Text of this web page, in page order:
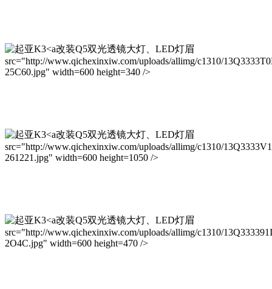
改装Q5双光透镜大灯、LED灯眉
src="http://www.qichexinxiw.com/uploads/allimg/c1310/
25C60.jpg" width=600 height=340 />
改装Q5双光透镜大灯、LED灯眉
src="http://www.qichexinxiw.com/uploads/allimg/c1310/
261221.jpg" width=600 height=1050 />
改装Q5双光透镜大灯、LED灯眉
src="http://www.qichexinxiw.com/uploads/allimg/c1310/
2O4C.jpg" width=600 height=470 />